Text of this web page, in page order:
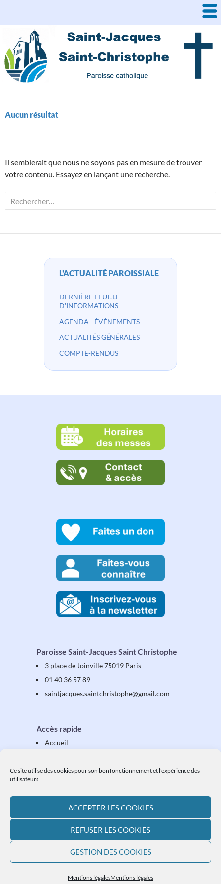
Ce site utilise des cookies pour son bon fonctionnement et l'expérience des
utilisateurs
ACCEPTER LES COOKIES
REFUSER LES COOKIES
GESTION DES COOKIES
Mentions légalesMentions légales
contenu
Aucun résultat
Il semblerait que nous ne soyons pas en mesure de trouver
votre contenu. Essayez en lançant une recherche.
Rechercher :
L'ACTUALITÉ PAROISSIALE
DERNIÈRE FEUILLE
D'INFORMATIONS
AGENDA - ÉVÉNEMENTS
ACTUALITÉS GÉNÉRALES
COMPTE-RENDUS
Paroisse Saint-Jacques Saint Christophe
3 place de Joinville 75019 Paris
01 40 36 57 89
saintjacques.saintchristophe@gmail.com
Accès rapide
Accueil
Équipes & activités
Vos démarches
Ressources
L'actualité paroissiale
Plan du site